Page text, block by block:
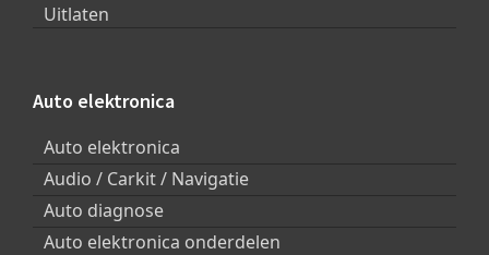
Uitlaten
Auto elektronica
Auto elektronica
Audio / Carkit / Navigatie
Auto diagnose
Auto elektronica onderdelen